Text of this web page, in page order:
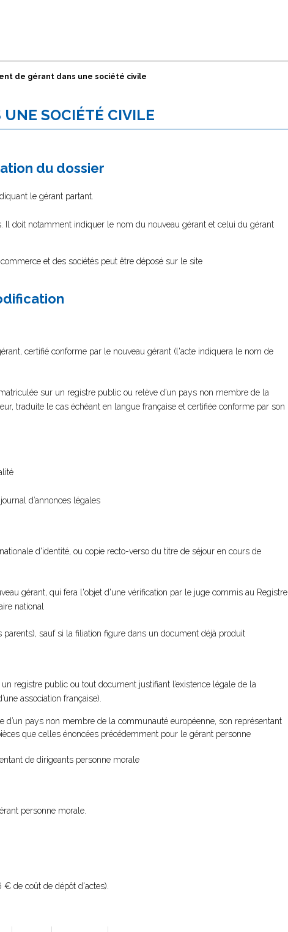
de gérant dans une société civile
SOCIÉTÉ CIVILE
du dossier
le gérant partant.
Il doit notamment indiquer le nom du nouveau gérant et celui du gérant
et des sociétés peut être déposé sur le site
certifié conforme par le nouveau gérant (l'acte indiquera le nom de
sur un registre public ou relève d’un pays non membre de la
traduite le cas échéant en langue française et certifiée conforme par son
d’annonces légales
d'identité, ou copie recto-verso du titre de séjour en cours de
gérant, qui fera l'objet d'une vérification par le juge commis au Registre
national
sauf si la filiation figure dans un document déjà produit
registre public ou tout document justifiant l’existence légale de la
association française).
d’un pays non membre de la communauté européenne, son représentant
que celles énoncées précédemment pour le gérant personne
de dirigeants personne morale
personne morale.
de coût de dépôt d'actes).